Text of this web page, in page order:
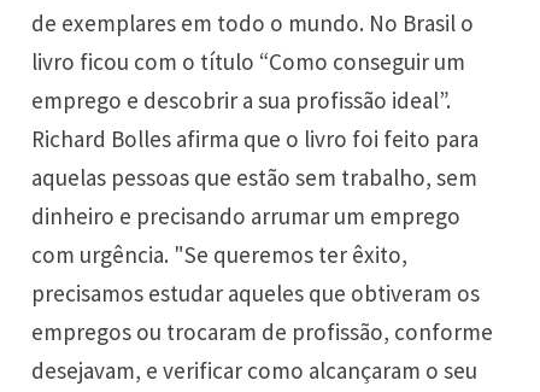
de exemplares em todo o mundo. No Brasil o
livro ficou com o título “Como conseguir um
emprego e descobrir a sua profissão ideal”.
Richard Bolles afirma que o livro foi feito para
aquelas pessoas que estão sem trabalho, sem
dinheiro e precisando arrumar um emprego
com urgência. "Se queremos ter êxito,
precisamos estudar aqueles que obtiveram os
empregos ou trocaram de profissão, conforme
desejavam, e verificar como alcançaram o seu